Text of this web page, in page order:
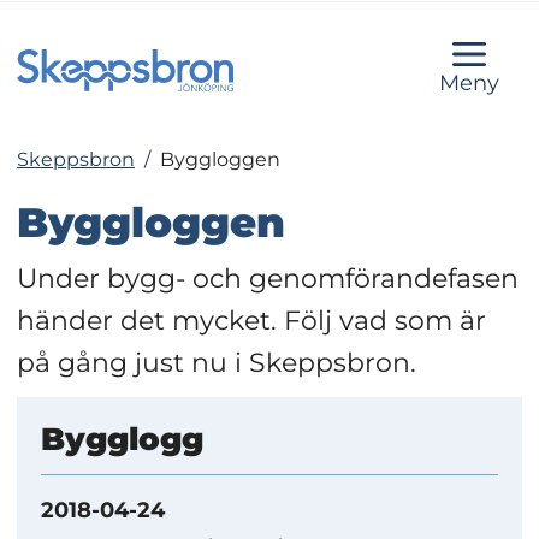
Meny
Skeppsbron / Byggloggen
Byggloggen
Under bygg- och genomförandefasen
händer det mycket. Följ vad som är
på gång just nu i Skeppsbron.
Bygglogg
2018-04-24